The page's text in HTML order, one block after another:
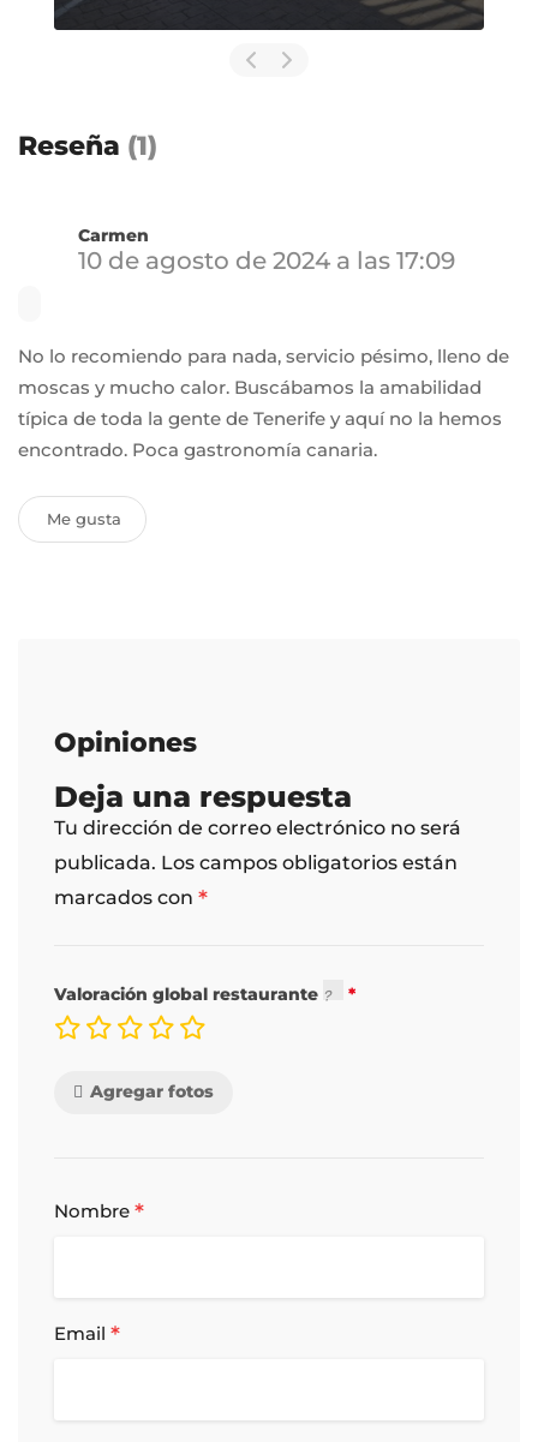
Reseña (1)
Carmen
10 de agosto de 2024 a las 17:09
No lo recomiendo para nada, servicio pésimo, lleno de
moscas y mucho calor. Buscábamos la amabilidad
típica de toda la gente de Tenerife y aquí no la hemos
encontrado. Poca gastronomía canaria.
Me gusta
Opiniones
Deja una respuesta
Tu dirección de correo electrónico no será
publicada. Los campos obligatorios están
marcados con *
Valoración global restaurante
Agregar fotos
Nombre *
Email *